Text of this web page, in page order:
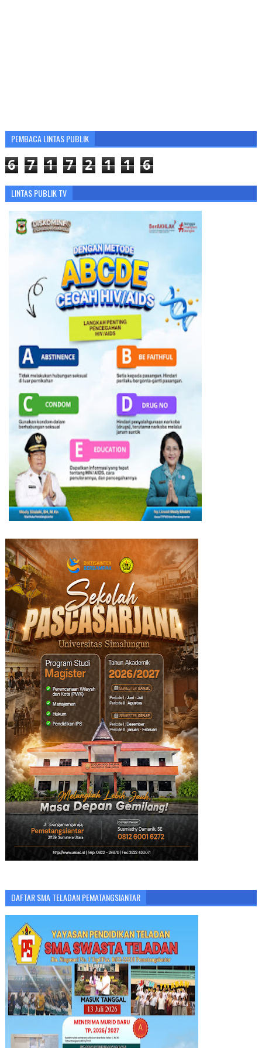
PEMBACA LINTAS PUBLIK
6 7 1 7 2 1 1 6
LINTAS PUBLIK TV
DAFTAR SMA TELADAN PEMATANGSIANTAR